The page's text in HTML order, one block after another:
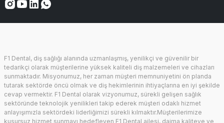
F1 Dental, diş sağlığı alanında uzmanlaşmış, yenilikçi ve güvenilir bir
tedarikçi olarak müşterilerine yüksek kaliteli diş malzemeleri ve cihazları
sunmaktadır. Misyonumuz, her zaman müşteri memnuniyetini ön planda
tutarak sektörde öncü olmak ve diş hekimlerinin ihtiyaçlarına en iyi şekilde
cevap vermektir. F1 Dental olarak vizyonumuz, sürekli gelişen sağlık
sektöründe teknolojik yenilikleri takip ederek müşteri odaklı hizmet
anlayışımızla sektördeki liderliğimizi sürekli kılmaktır.Müşterilerimize
kusursuz hizmet sunmayı hedefleyen F1 Dental ailesi, daima kaliteye ve